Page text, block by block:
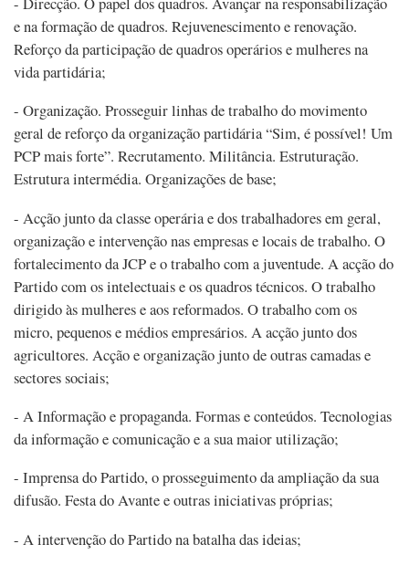
e na formação de quadros. Rejuvenescimento e renovação.
Reforço da participação de quadros operários e mulheres na
vida partidária;
- Organização. Prosseguir linhas de trabalho do movimento
geral de reforço da organização partidária “Sim, é possível! Um
PCP mais forte”. Recrutamento. Militância. Estruturação.
Estrutura intermédia. Organizações de base;
- Acção junto da classe operária e dos trabalhadores em geral,
organização e intervenção nas empresas e locais de trabalho. O
fortalecimento da JCP e o trabalho com a juventude. A acção do
Partido com os intelectuais e os quadros técnicos. O trabalho
dirigido às mulheres e aos reformados. O trabalho com os
micro, pequenos e médios empresários. A acção junto dos
agricultores. Acção e organização junto de outras camadas e
sectores sociais;
- A Informação e propaganda. Formas e conteúdos. Tecnologias
da informação e comunicação e a sua maior utilização;
- Imprensa do Partido, o prosseguimento da ampliação da sua
difusão. Festa do Avante e outras iniciativas próprias;
- A intervenção do Partido na batalha das ideias;